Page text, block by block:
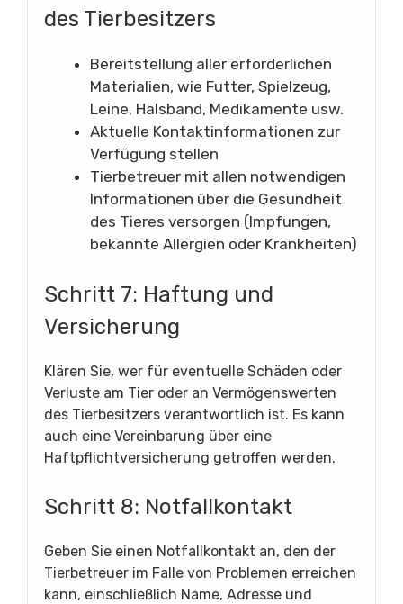
des Tierbesitzers
Bereitstellung aller erforderlichen
Materialien, wie Futter, Spielzeug,
Leine, Halsband, Medikamente usw.
Aktuelle Kontaktinformationen zur
Verfügung stellen
Tierbetreuer mit allen notwendigen
Informationen über die Gesundheit
des Tieres versorgen (Impfungen,
bekannte Allergien oder Krankheiten)
Schritt 7: Haftung und
Versicherung
Klären Sie, wer für eventuelle Schäden oder
Verluste am Tier oder an Vermögenswerten
des Tierbesitzers verantwortlich ist. Es kann
auch eine Vereinbarung über eine
Haftpflichtversicherung getroffen werden.
Schritt 8: Notfallkontakt
Geben Sie einen Notfallkontakt an, den der
Tierbetreuer im Falle von Problemen erreichen
kann, einschließlich Name, Adresse und